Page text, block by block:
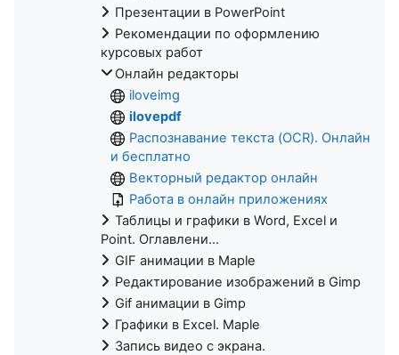
Презентации в PowerPoint
Рекомендации по оформлению
курсовых работ
Онлайн редакторы
iloveimg
ilovepdf
Распознавание текста (OCR). Онлайн
и бесплатно
Векторный редактор онлайн
Работа в онлайн приложениях
Таблицы и графики в Word, Excel и
Point. Оглавлени...
GIF анимации в Maple
Редактирование изображений в Gimp
Gif анимации в Gimp
Графики в Excel. Maple
Запись видео с экрана.